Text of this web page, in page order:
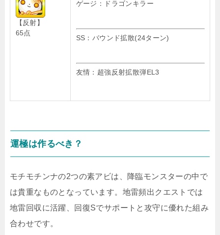
【反射】
65点
ゲージ：ドラゴンキラー
SS：バウンド拡散(24ターン)
友情：超強反射拡散弾EL3
運極は作るべき？
モチモチンナの2つの素アビは、降臨モンスターの中で
は貴重なものとなっています。地雷頻出クエストでは
地雷回収に活躍、回復Sでサポートと攻守に優れた組み
合わせです。